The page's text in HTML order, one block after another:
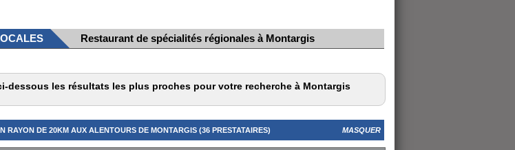
Restaurant de spécialités régionales à Montargis
dessous les résultats les plus proches pour votre recherche à Montargis
RAYON DE 20KM AUX ALENTOURS DE MONTARGIS (36 PRESTATAIRES) MASQUER